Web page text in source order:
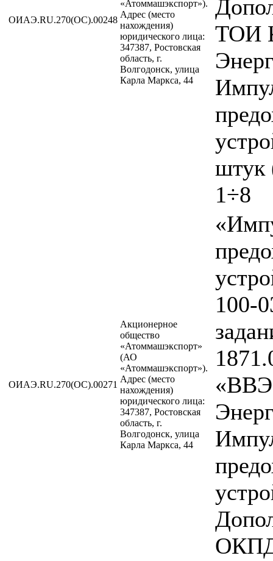
ОИАЭ.RU.270(ОС).00248
«Атоммашэкспорт»).
Адрес (место
нахождения)
юридического лица:
347387, Ростовская
область, г.
Волгодонск, улица
Карла Маркса, 44
ТОИ
штук
1÷8
ОИАЭ.RU.270(ОС).00271
Акционерное
общество
«Атоммашэкспорт»
(АО
«Атоммашэкспорт»).
Адрес (место
нахождения)
юридического лица:
347387, Ростовская
область, г.
Волгодонск, улица
Карла Маркса, 44
100-